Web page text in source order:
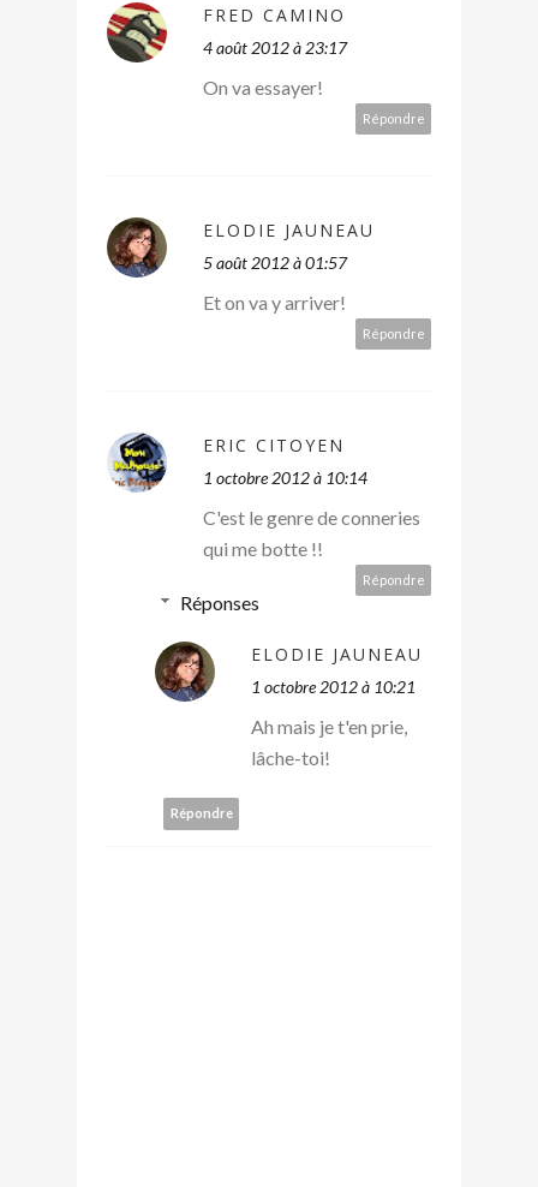
FRED CAMINO
4 août 2012 à 23:17
On va essayer!
Répondre
ELODIE JAUNEAU
5 août 2012 à 01:57
Et on va y arriver!
Répondre
ERIC CITOYEN
1 octobre 2012 à 10:14
C'est le genre de conneries
qui me botte !!
Répondre
Réponses
ELODIE JAUNEAU
1 octobre 2012 à 10:21
Ah mais je t'en prie,
lâche-toi!
Répondre